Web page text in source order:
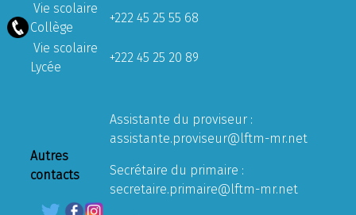
Vie scolaire
Collège
+222 45 25 55 68
Vie scolaire
Lycée
+222 45 25 20 89
Autres
contacts
Assistante du proviseur :
assistante.proviseur@lftm-mr.net
Secrétaire du primaire :
secretaire.primaire@lftm-mr.net